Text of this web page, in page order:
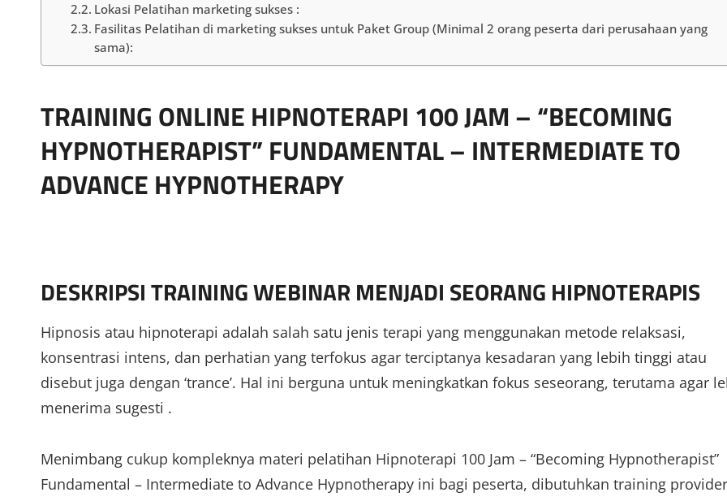
Lokasi Pelatihan marketing sukses :
Fasilitas Pelatihan di marketing sukses untuk Paket Group (Minimal 2 orang peserta dari perusahaan yang
sama):
TRAINING ONLINE HIPNOTERAPI 100 JAM – “BECOMING
HYPNOTHERAPIST” FUNDAMENTAL – INTERMEDIATE TO
ADVANCE HYPNOTHERAPY
DESKRIPSI TRAINING WEBINAR MENJADI SEORANG HIPNOTERAPIS
Hipnosis atau hipnoterapi adalah salah satu jenis terapi yang menggunakan metode relaksasi,
konsentrasi intens, dan perhatian yang terfokus agar terciptanya kesadaran yang lebih tinggi atau
disebut juga dengan ‘trance’. Hal ini berguna untuk meningkatkan fokus seseorang, terutama agar
menerima sugesti .
Menimbang cukup kompleknya materi pelatihan Hipnoterapi 100 Jam – “Becoming Hypnotherapist”
Fundamental – Intermediate to Advance Hypnotherapy ini bagi peserta, dibutuhkan training provider